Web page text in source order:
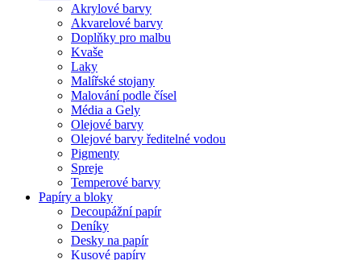
Akrylové barvy
Akvarelové barvy
Doplňky pro malbu
Kvaše
Laky
Malířské stojany
Malování podle čísel
Média a Gely
Olejové barvy
Olejové barvy ředitelné vodou
Pigmenty
Spreje
Temperové barvy
Papíry a bloky
Decoupážní papír
Deníky
Desky na papír
Kusové papíry